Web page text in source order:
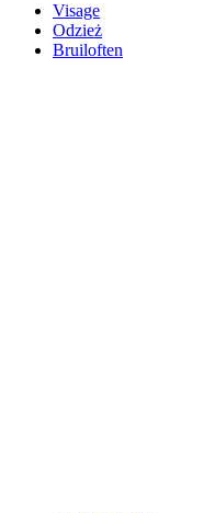
Visage
Odzież
Bruiloften